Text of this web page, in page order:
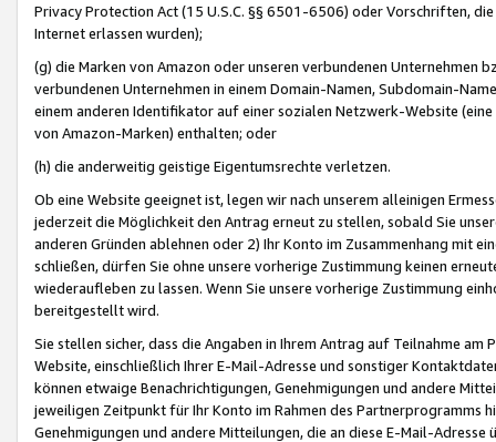
Privacy Protection Act (15 U.S.C. §§ 6501-6506) oder Vorschriften,
Internet erlassen wurden);
(g) die Marken von Amazon oder unseren verbundenen Unternehmen
verbundenen Unternehmen in einem Domain-Namen, Subdomain-
einem anderen Identifikator auf einer sozialen Netzwerk-Website
von Amazon-Marken) enthalten; oder
(h) die anderweitig geistige Eigentumsrechte verletzen.
Ob eine Website geeignet ist, legen wir nach unserem alleinigen
jederzeit die Möglichkeit den Antrag erneut zu stellen, sobald Sie
anderen Gründen ablehnen oder 2) Ihr Konto im Zusammenhang mit
schließen, dürfen Sie ohne unsere vorherige Zustimmung keinen
wiederaufleben zu lassen. Wenn Sie unsere vorherige Zustimmung
bereitgestellt wird.
Sie stellen sicher, dass die Angaben in Ihrem Antrag auf Teilnahme
Website, einschließlich Ihrer E-Mail-Adresse und sonstiger
können etwaige Benachrichtigungen, Genehmigungen und andere
jeweiligen Zeitpunkt für Ihr Konto im Rahmen des Partnerprogramms
Genehmigungen und andere Mitteilungen, die an diese E-Mail-